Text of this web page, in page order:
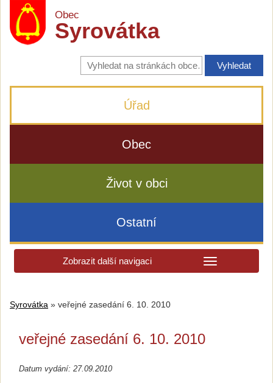
Obec
Syrovátka
Vyhledávání
na
stránkách
Úřad
Obec
Život v obci
Ostatní
Zobrazit další navigaci
Syrovátka » veřejné zasedání 6. 10. 2010
veřejné zasedání 6. 10. 2010
Datum vydání: 27.09.2010